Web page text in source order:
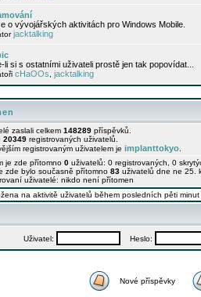
o vývojářských aktivitách pro Windows Mobile.
jacktalking
li si s ostatními uživateli prostě jen tak popovídat...
cHaOOs jacktalking
zaslali celkem 148289 příspěvků.
20349 registrovaných uživatelů.
registrovaným uživatelem je implanttokyo
je zde přítomno 0 uživatelů: 0 registrovaných, 0
zde bylo současně přítomno 83 uživatelů dne ne 25.
uživatelé: nikdo není přítomen
na aktivitě uživatelů během posledních pěti minut
Uživatel: Heslo:
Nové příspěvky